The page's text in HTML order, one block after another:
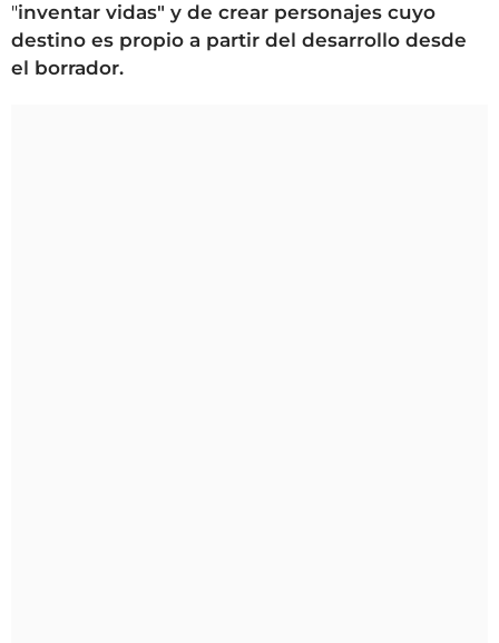
"inventar vidas" y de crear personajes cuyo
destino es propio a partir del desarrollo desde
el borrador.